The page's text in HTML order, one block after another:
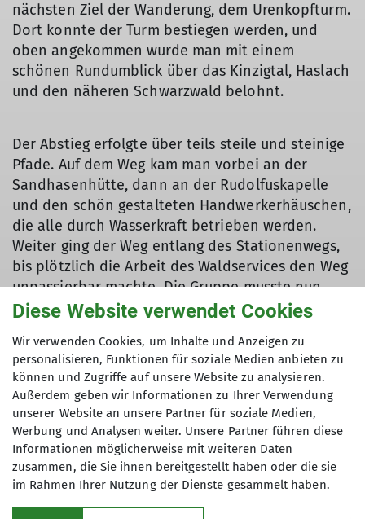
© Angelika Kälble
nächsten Ziel der Wanderung, dem Urenkopfturm.
Dort konnte der Turm bestiegen werden, und
oben angekommen wurde man mit einem
schönen Rundumblick über das Kinzigtal, Haslach
und den näheren Schwarzwald belohnt.
Der Abstieg erfolgte über teils steile und steinige
Pfade. Auf dem Weg kam man vorbei an der
Sandhasenhütte, dann an der Rudolfuskapelle
und den schön gestalteten Handwerkerhäuschen,
die alle durch Wasserkraft betrieben werden.
Weiter ging der Weg entlang des Stationenwegs,
bis plötzlich die Arbeit des Waldservices den Weg
unpassierbar machte. Die Gruppe musste nun
einen großen Umweg gehen, um zu ihrem
gelangen. Dort fand der gemütliche Abschluss
statt, und alle waren sehr beeindruckt von dieser
Wanderung, die doch einiges an Interessantem zu
bieten hatte.
Diese Website verwendet Cookies
Wir verwenden Cookies, um Inhalte und Anzeigen zu
personalisieren, Funktionen für soziale Medien anbieten zu
können und Zugriffe auf unsere Website zu analysieren.
Außerdem geben wir Informationen zu Ihrer Verwendung
unserer Website an unsere Partner für soziale Medien,
Werbung und Analysen weiter. Unsere Partner führen diese
Informationen möglicherweise mit weiteren Daten
zusammen, die Sie ihnen bereitgestellt haben oder die sie
im Rahmen Ihrer Nutzung der Dienste gesammelt haben.